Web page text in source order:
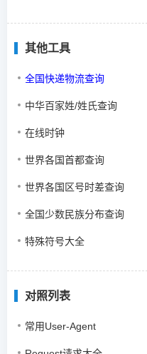
其他工具
全国快递物流查询
中华百家姓/姓氏查询
在线时钟
世界各国首都查询
世界各国区号时差查询
全国少数民族分布查询
特殊符号大全
对照列表
常用User-Agent